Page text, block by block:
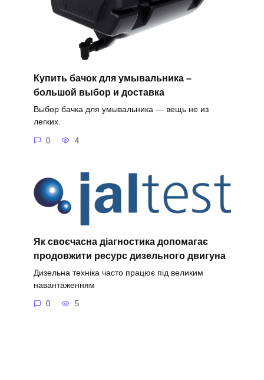
Купить бачок для умывальника –
большой выбор и доставка
Выбор бачка для умывальника — вещь не из
легких.
0 4
Як своєчасна діагностика допомагає
продовжити ресурс дизельного двигуна
Дизельна техніка часто працює під великим
навантаженням
0 5